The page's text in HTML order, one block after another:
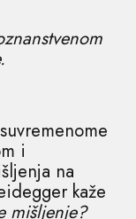
i
na
kaže
mišljenje?